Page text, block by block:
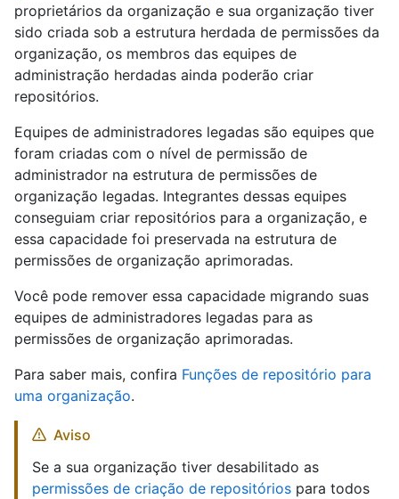
proprietários da organização e sua organização tiver
sido criada sob a estrutura herdada de permissões da
organização, os membros das equipes de
administração herdadas ainda poderão criar
repositórios.
Equipes de administradores legadas são equipes que
foram criadas com o nível de permissão de
administrador na estrutura de permissões de
organização legadas. Integrantes dessas equipes
conseguiam criar repositórios para a organização, e
essa capacidade foi preservada na estrutura de
permissões de organização aprimoradas.
Você pode remover essa capacidade migrando suas
equipes de administradores legadas para as
permissões de organização aprimoradas.
Para saber mais, confira Funções de repositório para
uma organização.
Aviso
Se a sua organização tiver desabilitado as
permissões de criação de repositórios para todos